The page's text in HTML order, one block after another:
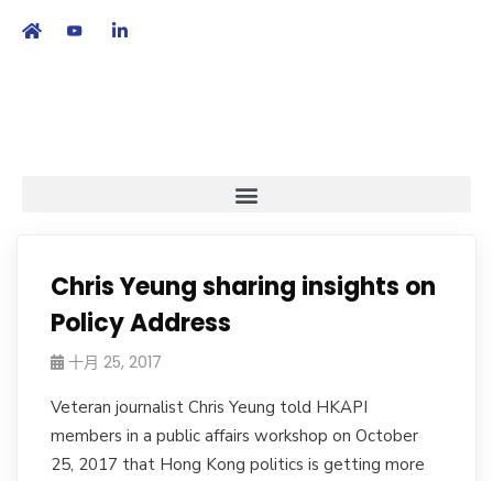
Chris Yeung sharing insights on
Policy Address
十月 25, 2017
Veteran journalist Chris Yeung told HKAPI
members in a public affairs workshop on October
25, 2017 that Hong Kong politics is getting more